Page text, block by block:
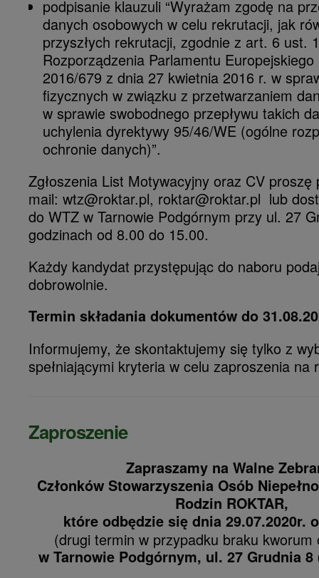
podpisanie klauzuli “Wyrażam zgodę na
danych osobowych w celu rekrutacji, jak
przyszłych rekrutacji, zgodnie z art. 6 ust.
Rozporządzenia Parlamentu
2016/679 z dnia 27 kwietnia 2016 r. w
fizycznych w związku z przetwarzaniem
w sprawie swobodnego przepływu takich
uchylenia dyrektywy 95/46/WE (ogólne
ochronie danych)”.
Zgłoszenia List Motywacyjny oraz CV proszę
mail: wtz@roktar.pl, roktar@roktar.pl lub
do WTZ w Tarnowie Podgórnym przy ul. 27
godzinach od 8.00 do 15.00.
Każdy kandydat przystępując do naboru
dobrowolnie.
Termin składania dokumentów do
Informujemy, że skontaktujemy się tylko z
spełniającymi kryteria w celu zaproszenia na
Zaproszenie
Zapraszamy na Walne
Członków Stowarzyszenia Osób
Rodzin ROKTAR,
które odbędzie się dnia 29.07.2020r.
(drugi termin w przypadku braku
w Tarnowie Podgórnym, ul. 27 Grudnia 8